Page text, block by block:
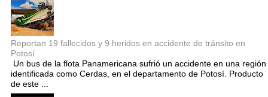
Reportan 19 fallecidos y 9 heridos en accidente de tránsito en
Potosí
Un bus de la flota Panamericana sufrió un accidente en una región
identificada como Cerdas, en el departamento de Potosí. Producto
de este ...